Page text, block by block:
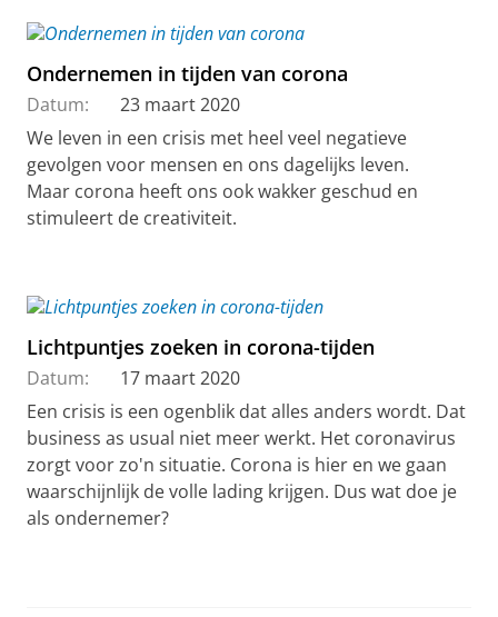
Ondernemen in tijden van corona
Datum:
23 maart 2020
We leven in een crisis met heel veel negatieve
gevolgen voor mensen en ons dagelijks leven.
Maar corona heeft ons ook wakker geschud en
stimuleert de creativiteit.
Lichtpuntjes zoeken in corona-tijden
Datum:
17 maart 2020
Een crisis is een ogenblik dat alles anders wordt. Dat
business as usual niet meer werkt. Het coronavirus
zorgt voor zo'n situatie. Corona is hier en we gaan
waarschijnlijk de volle lading krijgen. Dus wat doe je
als ondernemer?